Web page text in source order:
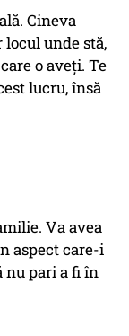
Cineva
unde stă,
o aveți. Te
lucru, însă
Va avea
aspect care-i
nu pari a fi în